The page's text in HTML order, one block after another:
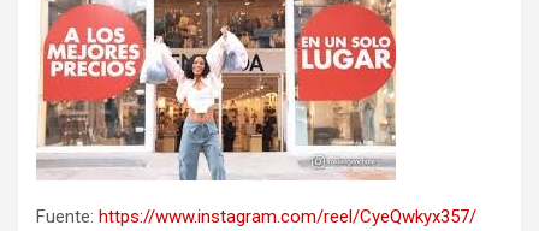
Fuente: https://www.instagram.com/reel/CyeQwkyx357/